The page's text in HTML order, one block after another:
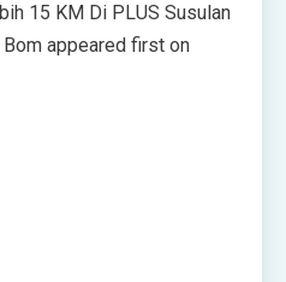
15 KM Di PLUS Susulan
appeared first on